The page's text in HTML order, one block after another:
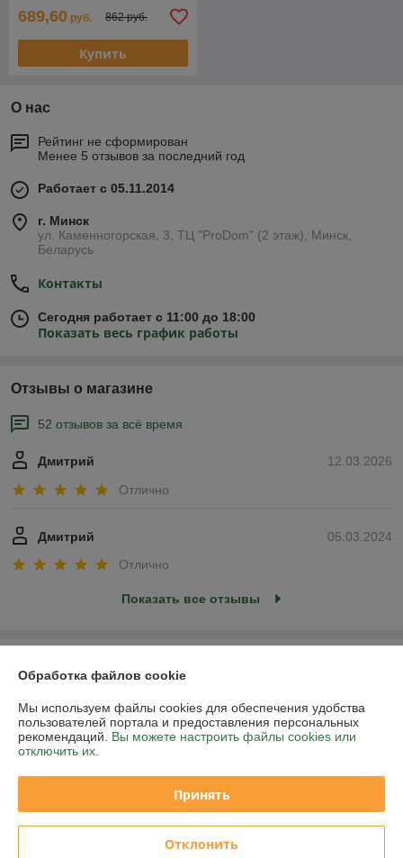
689,60 руб. 862 руб.
Купить
О нас
Рейтинг не сформирован
Менее 5 отзывов за последний год
Работает с 05.11.2014
г. Минск
ул. Каменногорская, 3, ТЦ "ProDom" (2 этаж), Минск,
Беларусь
Контакты
Сегодня работает с 11:00 до 18:00
Показать весь график работы
Отзывы о магазине
52 отзывов за всё время
12.03.2026
Дмитрий
Отлично
05.03.2024
Дмитрий
Отлично
Показать все отзывы
Контакты
Доставка и оплата
Полная версия сайта
Обработка файлов cookie
Мы используем файлы cookies для обеспечения удобства
пользователей портала и предоставления персональных
рекомендаций. Вы можете настроить файлы cookies или
отключить их.
Принять
Отклонить